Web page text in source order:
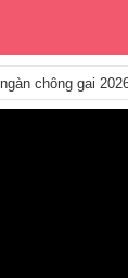
chông gai